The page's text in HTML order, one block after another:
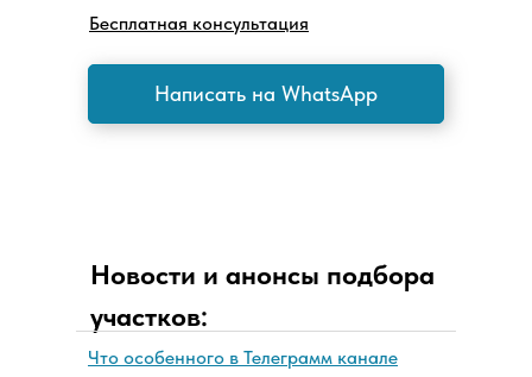
Новости и анонсы подбора
участков:
Что особенного в Телеграмм канале
Написать на WhatsApp
Бесплатная консультация